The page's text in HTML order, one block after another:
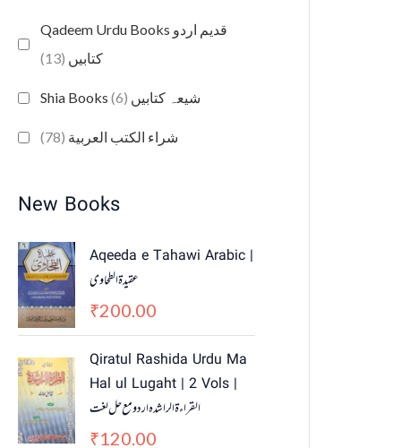
Qadeem Urdu Books قدیم اردو
کتابیں (13)
Shia Books شیعہ کتابیں (6)
شراء الكتب العربية (78)
New Books
Aqeeda e Tahawi Arabic |
عقیدة الطحاوی
₹200.00
Qiratul Rashida Urdu Ma
Hal ul Lugaht | 2 Vols |
القراءة الراشدہ اردو مع حل لغت
₹120.00